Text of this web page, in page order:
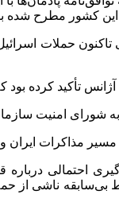
حملات
تأکید کرده بود
به شورای امنیت
مذاکرات ایران و
احتمالی
بی‌سابقه ناشی از